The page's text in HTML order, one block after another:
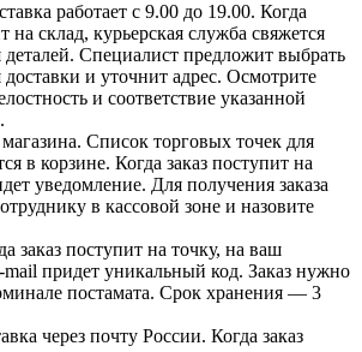
работает с 9.00 до 19.00. Когда
на склад, курьерская служба свяжется
деталей. Специалист предложит выбрать
доставки и уточнит адрес. Осмотрите
и соответствие указанной
Список торговых точек для
в корзине. Когда заказ поступит на
уведомление. Для получения заказа
в кассовой зоне и назовите
заказ поступит на точку, на ваш
придет уникальный код. Заказ нужно
постамата. Срок хранения — 3
через почту России. Когда заказ